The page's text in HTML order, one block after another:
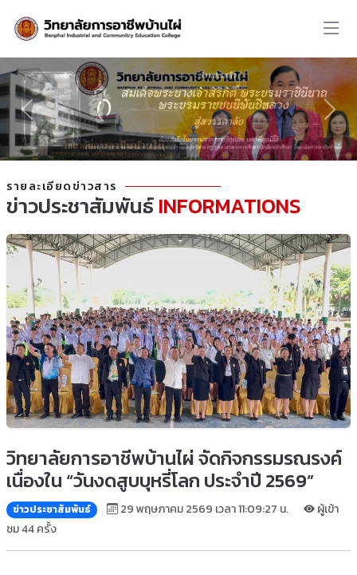
รายละเอียดข่าวสาร
ข่าวประชาสัมพันธ์INFORMATIONS
วิทยาลัยการอาชีพบ้านไผ่ จัดกิจกรรมรณรงค์
เนื่องใน “วันงดสูบบุหรี่โลก ประจำปี 2569”
ข่าวประชาสัมพันธ์ 29 พฤษภาคม 2569 เวลา 11:09:27 น.
ผู้เข้า
ชม 44 ครั้ง